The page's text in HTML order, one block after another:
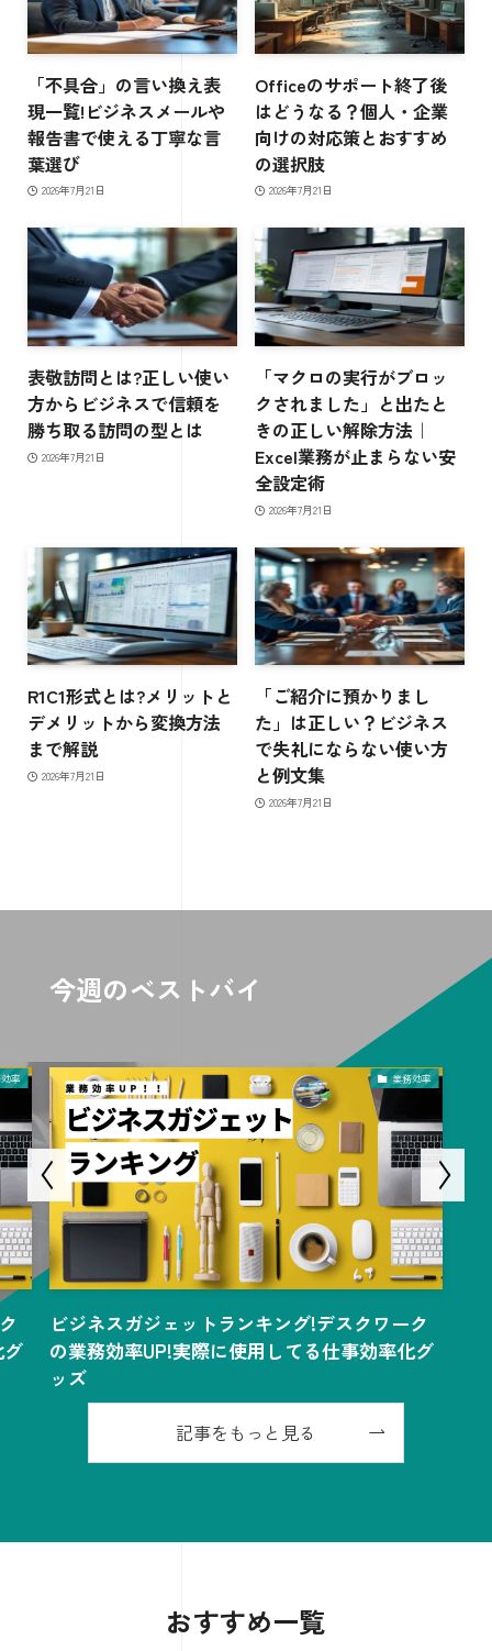
「不具合」の言い換え表
現一覧!ビジネスメールや
報告書で使える丁寧な言
葉選び
2026年7月21日
Officeのサポート終了後
はどうなる？個人・企業
向けの対応策とおすすめ
の選択肢
2026年7月21日
表敬訪問とは?正しい使い
方からビジネスで信頼を
勝ち取る訪問の型とは
2026年7月21日
「マクロの実行がブロッ
クされました」と出たと
きの正しい解除方法｜
Excel業務が止まらない安
全設定術
2026年7月21日
R1C1形式とは?メリットと
デメリットから変換方法
まで解説
2026年7月21日
「ご紹介に預かりまし
た」は正しい？ビジネス
で失礼にならない使い方
と例文集
2026年7月21日
今週のベストバイ
率 業務効率
ビジネスガジェットランキング!デスクワーク
の業務効率UP!実際に使用してる仕事効率化グ
ッズ
記事をもっと見る
おすすめ一覧